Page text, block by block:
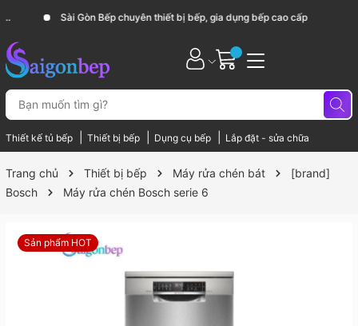
Sài Gòn Bếp chuyên thiết bị bếp, gia dụng bếp cao cấp
Thiết kế tủ bếp Thiết bị bếp Dụng cụ bếp Lắp đặt - sửa chữa
Trang chủ Thiết bị bếp Máy rửa chén bát
[brand]
Bosch
Máy rửa chén Bosch serie 6
Sản phẩm HOT